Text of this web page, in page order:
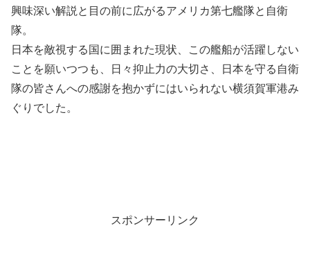
興味深い解説と目の前に広がるアメリカ第七艦隊と自衛
隊。
日本を敵視する国に囲まれた現状、この艦船が活躍しない
ことを願いつつも、日々抑止力の大切さ、日本を守る自衛
隊の皆さんへの感謝を抱かずにはいられない横須賀軍港み
ぐりでした。
スポンサーリンク